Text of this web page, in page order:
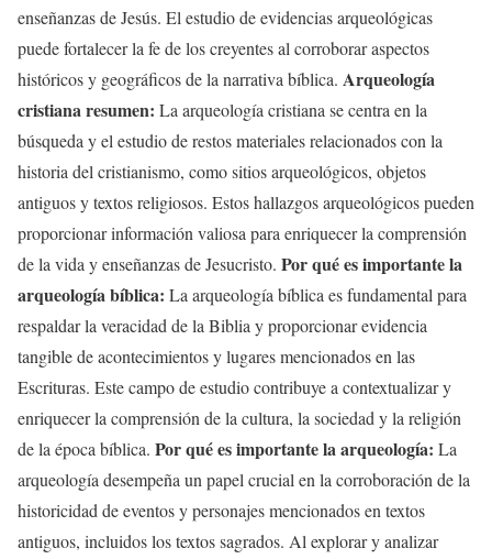
enseñanzas de Jesús. El estudio de evidencias arqueológicas
puede fortalecer la fe de los creyentes al corroborar aspectos
históricos y geográficos de la narrativa bíblica. Arqueología
cristiana resumen: La arqueología cristiana se centra en la
búsqueda y el estudio de restos materiales relacionados con la
historia del cristianismo, como sitios arqueológicos, objetos
antiguos y textos religiosos. Estos hallazgos arqueológicos pueden
proporcionar información valiosa para enriquecer la comprensión
de la vida y enseñanzas de Jesucristo. Por qué es importante la
arqueología bíblica: La arqueología bíblica es fundamental para
respaldar la veracidad de la Biblia y proporcionar evidencia
tangible de acontecimientos y lugares mencionados en las
Escrituras. Este campo de estudio contribuye a contextualizar y
enriquecer la comprensión de la cultura, la sociedad y la religión
de la época bíblica. Por qué es importante la arqueología: La
arqueología desempeña un papel crucial en la corroboración de la
historicidad de eventos y personajes mencionados en textos
antiguos, incluidos los textos sagrados. Al explorar y analizar